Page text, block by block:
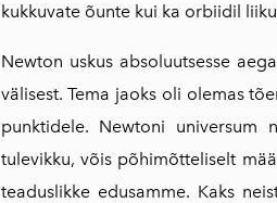
kukkuvate õunte kui ka orbiidil
Newton uskus absoluutsesse
välisest. Tema jaoks oli olemas
punktidele. Newtoni
tulevikku, võis põhimõtteliselt
teaduslikke edusamme. Kaks